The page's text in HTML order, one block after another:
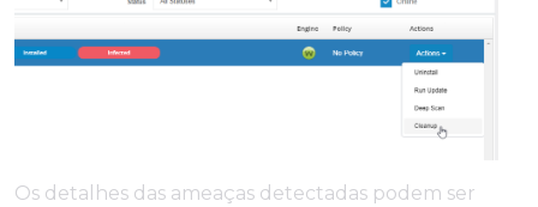
Os detalhes das ameaças detectadas podem ser